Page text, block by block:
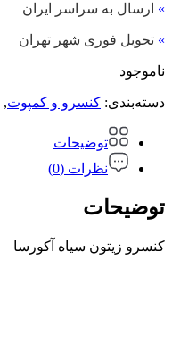
» ارسال به سراسر ایران
» تحویل فوری شهر تهران
ناموجود
دسته‌بندی: کنسرو و کمپوت,
توضیحات
نظرات (0)
توضیحات
کنسرو زیتون سیاه آکورسا